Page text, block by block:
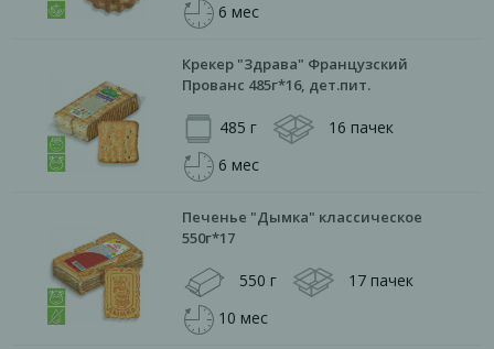
6 мес
Крекер "Здрава" Французский
Прованс 485г*16, дет.пит.
485 г
16 пачек
6 мес
Печенье "Дымка" классическое
550г*17
550 г
17 пачек
10 мес